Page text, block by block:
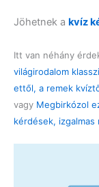
Jöhetnek a kvíz
Itt van néhány
világirodalom
ettől, a remek
vagy Megbirkózol
kérdések, izgalmas